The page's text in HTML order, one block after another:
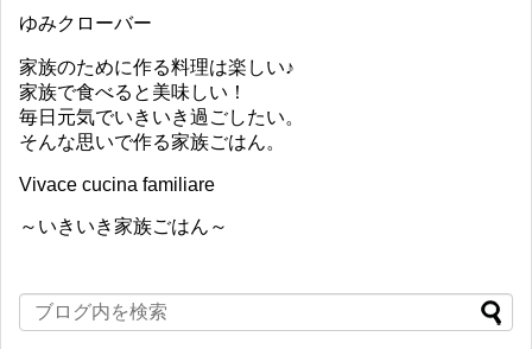
ゆみクローバー
家族のために作る料理は楽しい♪
家族で食べると美味しい！
毎日元気でいきいき過ごしたい。
そんな思いで作る家族ごはん。
Vivace cucina familiare
～いきいき家族ごはん～